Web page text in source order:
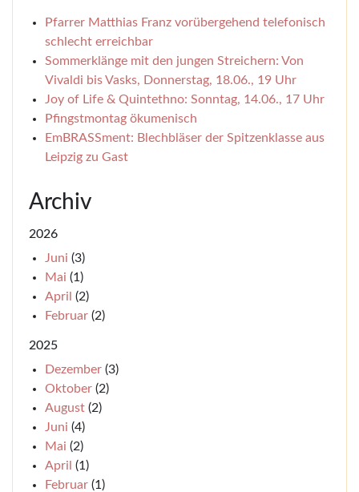
Pfarrer Matthias Franz vorübergehend telefonisch
schlecht erreichbar
Sommerklänge mit den jungen Streichern: Von
Vivaldi bis Vasks, Donnerstag, 18.06., 19 Uhr
Joy of Life & Quintethno: Sonntag, 14.06., 17 Uhr
Pfingstmontag ökumenisch
EmBRASSment: Blechbläser der Spitzenklasse aus
Leipzig zu Gast
Archiv
2026
Juni (3)
Mai (1)
April (2)
Februar (2)
2025
Dezember (3)
Oktober (2)
August (2)
Juni (4)
Mai (2)
April (1)
Februar (1)